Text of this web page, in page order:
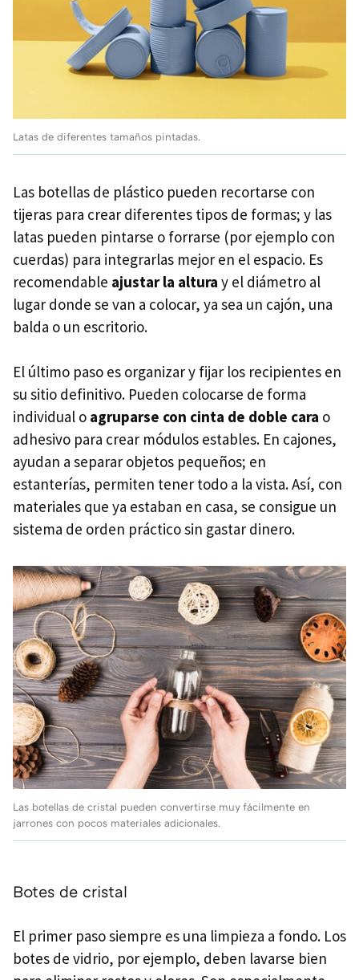
Latas de diferentes tamaños pintadas.
Las botellas de plástico pueden recortarse con
tijeras para crear diferentes tipos de formas; y las
latas pueden pintarse o forrarse (por ejemplo con
cuerdas) para integrarlas mejor en el espacio. Es
recomendable ajustar la altura y el diámetro al
lugar donde se van a colocar, ya sea un cajón, una
balda o un escritorio.
El último paso es organizar y fijar los recipientes en
su sitio definitivo. Pueden colocarse de forma
individual o agruparse con cinta de doble cara o
adhesivo para crear módulos estables. En cajones,
ayudan a separar objetos pequeños; en
estanterías, permiten tener todo a la vista. Así, con
materiales que ya estaban en casa, se consigue un
sistema de orden práctico sin gastar dinero.
Las botellas de cristal pueden convertirse muy fácilmente en
jarrones con pocos materiales adicionales.
Botes de cristal
El primer paso siempre es una limpieza a fondo. Los
botes de vidrio, por ejemplo, deben lavarse bien